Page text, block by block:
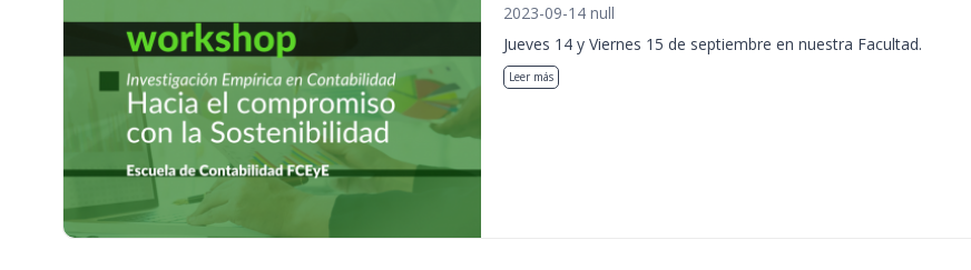
2023-09-14 null
Jueves 14 y Viernes 15 de septiembre en nuestra Facultad.
Leer más